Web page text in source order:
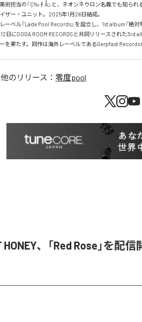
術担当の『Ç‰∮Å』と、ネオンネウロン名義でも知られ
ザー・ユニット。2025年1月26日結成。
ーベル『Lade Pool Records』を設立し、1st album『絶対
日にSODA ROOM RECORDSと共同リリースされた3rd
を果たす。同作は海外レーベルであるGerpfast Records
のリリース： 零度pool
HONEY、「Red Rose」を配信